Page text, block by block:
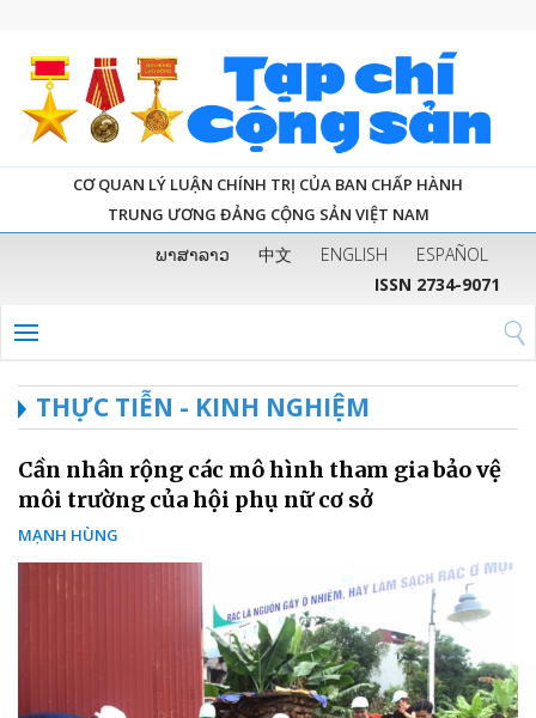
CƠ QUAN LÝ LUẬN CHÍNH TRỊ CỦA BAN CHẤP HÀNH
TRUNG ƯƠNG ĐẢNG CỘNG SẢN VIỆT NAM
ພາສາລາວ 中文 ENGLISH
ESPAÑOL
ISSN 2734-9071
THỰC TIỄN - KINH NGHIỆM
Cần nhân rộng các mô hình tham gia bảo vệ
môi trường của hội phụ nữ cơ sở
MẠNH HÙNG